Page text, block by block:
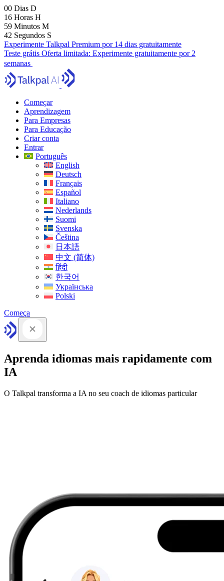
00 Dias D
16 Horas H
59 Minutos M
41 Segundos S
Experimente Talkpal Premium por 14 dias gratuitamente
Teste grátis Oferta limitada: Experimente gratuitamente por 2
semanas
Começar
Aprendizagem
Para Empresas
Para Educação
Criar conta
Entrar
Português
English
Deutsch
Français
Español
Italiano
Nederlands
Suomi
Svenska
Čeština
日本語
中文 (简体)
हिंदी
한국어
Українська
Polski
Começa
Aprenda idiomas mais rapidamente com
IA
O Talkpal transforma a IA no seu coach de idiomas particular